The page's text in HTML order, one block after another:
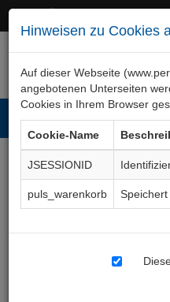
Hinweisen zu Cookies
Auf dieser Webseite
angebotenen Unterseiten
Cookies in Ihrem Browser
Cookie-Name
JSESSIONID
puls_warenkorb
Kniegelenk-